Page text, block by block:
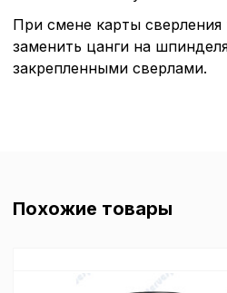
При смене карты сверления
заменить цанги на
закрепленными сверлами.
Похожие товары